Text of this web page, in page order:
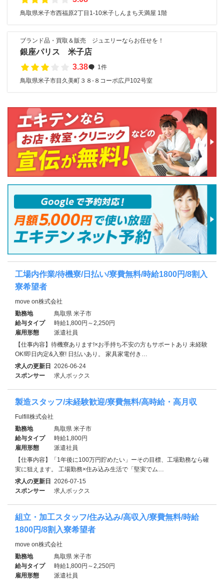
鳥取県米子市西福原2丁目1-10米子しんまち天満屋 1階
ブランド品・買取＆販売 ジュエリーならお任せを！
銀座パリス 米子店
3.38
1件
鳥取県米子市目久美町３８‐８コーポ広戸102号室
工場内作業/待機寮/日払い/寮費無料/時給1800円/8割入
寮希望者
move on株式会社
勤務地
鳥取県 米子市
給与タイプ
時給1,800円～2,250円
雇用形態
派遣社員
【仕事内容】待機寮あります!×お手持ち不安の方もサポートあり 未経験
OK!即日内定&入寮! 日払いあり。 家具家電付き…
求人の更新日 2026-06-24
スポンサー
求人ボックス
製造スタッフ/未経験歓迎/寮費無料/高時給・高月収
Fulfill株式会社
勤務地
鳥取県 米子市
給与タイプ
時給1,800円
雇用形態
派遣社員
【仕事内容】「1年後に100万円貯めたい」ーその目標、工場勤務なら確
実に狙えます。 工場勤務×住み込み生活で「堅実でム…
求人の更新日 2026-07-15
スポンサー
求人ボックス
組立・加工スタッフ/住み込み/高収入/寮費無料/時給
1800円/8割入寮希望者
move on株式会社
勤務地
鳥取県 米子市
給与タイプ
時給1,800円～2,250円
雇用形態
派遣社員